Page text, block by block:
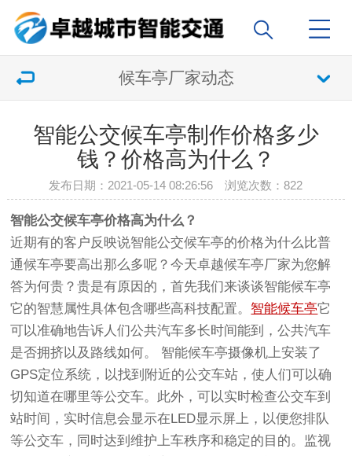
候车亭厂家动态
智能公交候车亭制作价格多少
钱？价格高为什么？
发布日期：2021-05-14 08:26:56 浏览次数：822
智能公交候车亭价格高为什么？
近期有的客户反映说智能公交候车亭的价格为什么比普
通候车亭要高出那么多呢？今天卓越候车亭厂家为您解
答为何贵？贵是有原因的，首先我们来谈谈智能候车亭
它的智慧属性具体包含哪些高科技配置。 智能候车亭它
可以准确地告诉人们公共汽车多长时间能到，公共汽车
是否拥挤以及路线如何。 智能候车亭摄像机上安装了
GPS定位系统，以找到附近的公交车站，使人们可以确
切知道在哪里等公交车。此外，可以实时检查公交车到
站时间，实时信息会显示在LED显示屏上，以便您排队
等公交车，同时达到维护上车秩序和稳定的目的。监视